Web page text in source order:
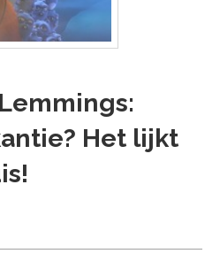
Het lijkt